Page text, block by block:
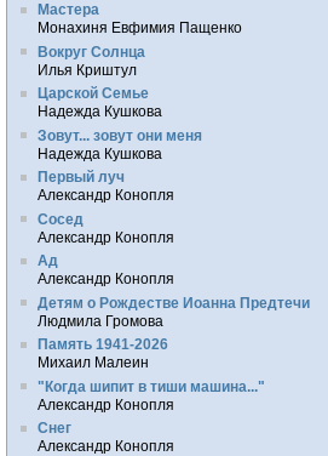
Мастера
Монахиня Евфимия Пащенко
Вокруг Солнца
Илья Криштул
Царской Семье
Надежда Кушкова
Зовут... зовут они меня
Надежда Кушкова
Первый луч
Александр Конопля
Сосед
Александр Конопля
Ад
Александр Конопля
Детям о Рождестве Иоанна Предтечи
Людмила Громова
Память 1941-2026
Михаил Малеин
"Когда шипит в тиши машина..."
Александр Конопля
Снег
Александр Конопля